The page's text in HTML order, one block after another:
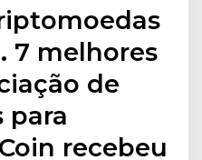
7 melhores
de
para
recebeu